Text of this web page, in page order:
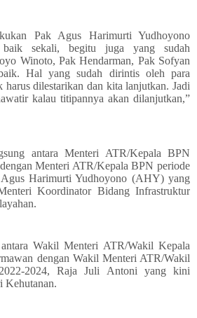
Pak Agus Harimurti Yudhoyono
sekali, begitu juga yang sudah
Winoto, Pak Hendarman, Pak Sofyan
Hal yang sudah dirintis oleh para
dilestarikan dan kita lanjutkan. Jadi
kalau titipannya akan dilanjutkan,”
antara Menteri ATR/Kepala BPN
Menteri ATR/Kepala BPN periode
Harimurti Yudhoyono (AHY) yang
Koordinator Bidang Infrastruktur
Wakil Menteri ATR/Wakil Kepala
dengan Wakil Menteri ATR/Wakil
2024, Raja Juli Antoni yang kini
Kehutanan.